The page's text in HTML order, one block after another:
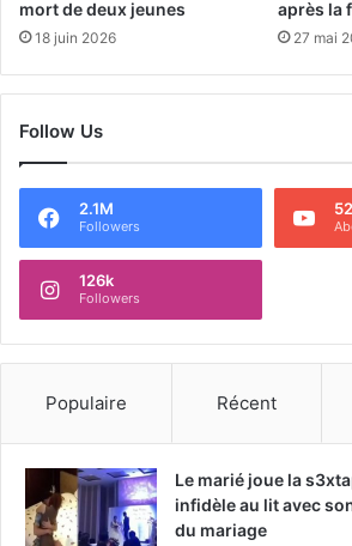
mort de deux jeunes
18 juin 2026
après la
27 mai
Follow Us
2.1M
Followers
126k
Followers
Populaire Récent
Le marié joue la
infidèle au lit avec
du mariage